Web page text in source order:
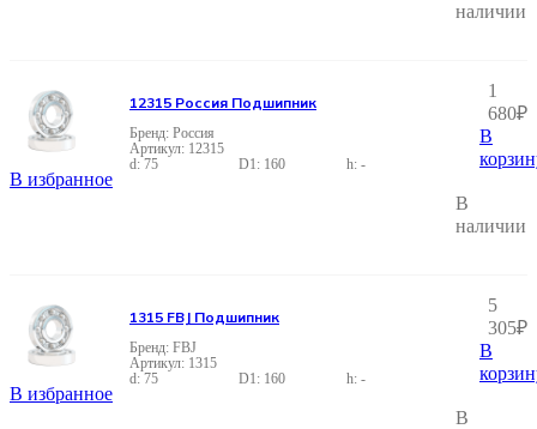
наличии
В избранное
12315
75
160 -
Россия
12315 Россия Подшипник
1
680₽
В
В
наличии
В избранное
1315
75
160 -
FBJ
1315 FBJ Подшипник
5
305₽
В
В